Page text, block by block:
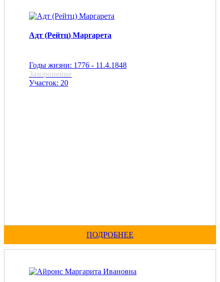
Адт (Рейтц) Маргарета
Годы жизни: 1776 - 11.4.1848
Захоронение
Участок: 20
ПОДРОБНЕЕ